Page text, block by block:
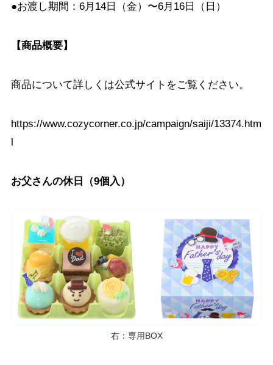
●お渡し期間：6月14日（金）〜6月16日（日）
【商品概要】
商品について詳しくは公式サイトをご覧ください。
https://www.cozycorner.co.jp/campaign/saiji/13374.htm
お父さんの休日（9個入）
右：専用BOX